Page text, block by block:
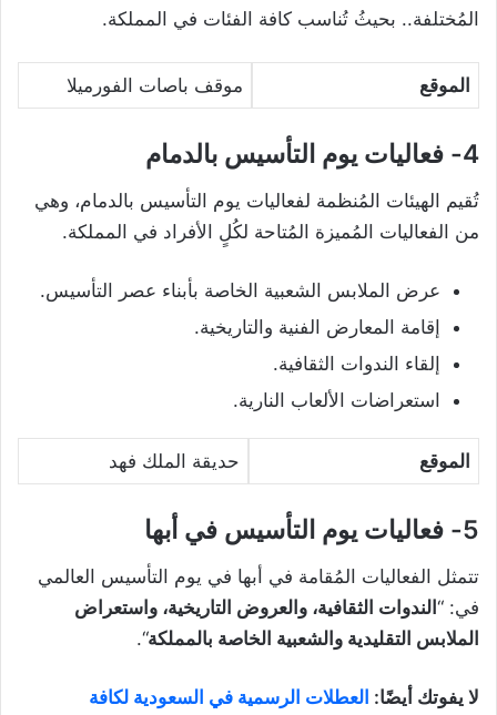
المُختلفة.. بحيثُ تُناسب كافة الفئات في المملكة.
الموقع موقف باصات الفورميلا
4- فعاليات يوم التأسيس بالدمام
تُقيم الهيئات المُنظمة لفعاليات يوم التأسيس بالدمام، وهي
من الفعاليات المُميزة المُتاحة لكُلٍ الأفراد في المملكة.
عرض الملابس الشعبية الخاصة بأبناء عصر التأسيس.
إقامة المعارض الفنية والتاريخية.
إلقاء الندوات الثقافية.
استعراضات الألعاب النارية.
الموقع حديقة الملك فهد
5- فعاليات يوم التأسيس في أبها
تتمثل الفعاليات المُقامة في أبها في يوم التأسيس العالمي
في: “الندوات الثقافية، والعروض التاريخية، واستعراض
الملابس التقليدية والشعبية الخاصة بالمملكة“.
لا يفوتك أيضًا: العطلات الرسمية في السعودية لكافة